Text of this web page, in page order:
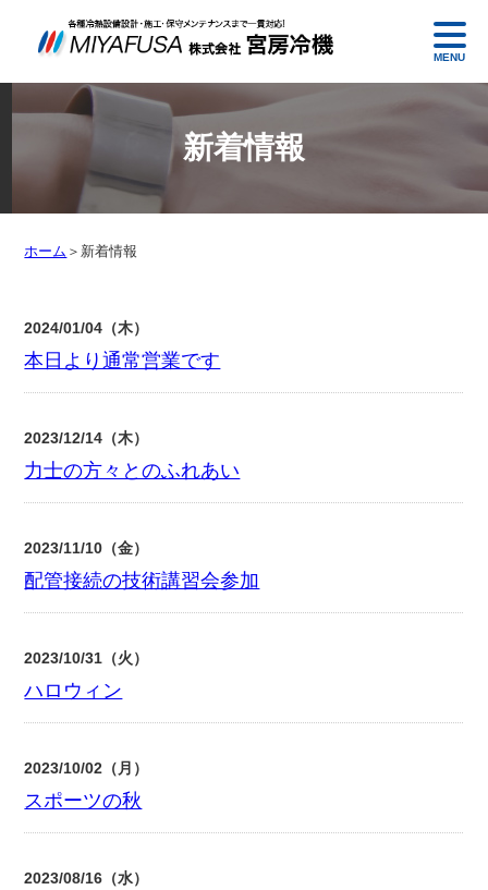
MENU
新着情報
ホーム ＞ 新着情報
2024/01/04（木）
本日より通常営業です
2023/12/14（木）
力士の方々とのふれあい
2023/11/10（金）
配管接続の技術講習会参加
2023/10/31（火）
ハロウィン
2023/10/02（月）
スポーツの秋
2023/08/16（水）